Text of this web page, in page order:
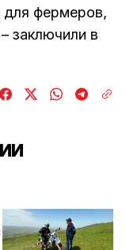
для фермеров,
заключили в